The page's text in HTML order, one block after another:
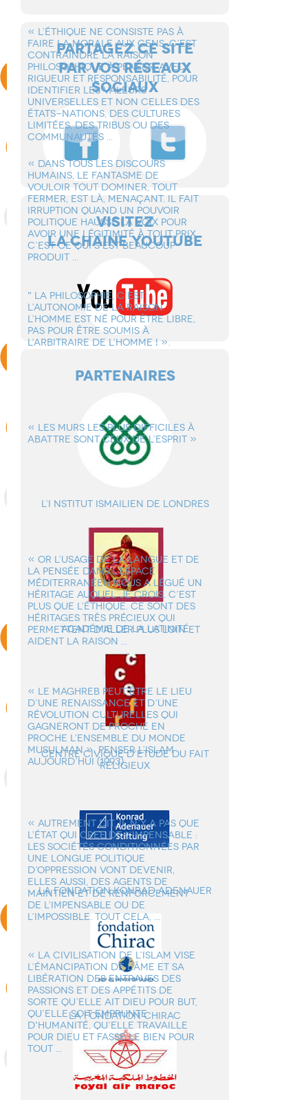
« L’éTHIQUE NE CONSISTE PAS à
FAIRE LA MORALE AUX GENS. C’EST
CONTRAINDRE LA RAISON
PHILOSOPHIQUE à PENSER, AVEC
RIGUEUR ET RESPONSABILITé, POUR
IDENTIFIER LES VALEURS
UNIVERSELLES ET NON CELLES DES
éTATS-NATIONS, DES CULTURES
LIMITéES, DES TRIBUS OU DES
COMMUNAUTéS ...
« DANS TOUS LES DISCOURS
HUMAINS, LE FANTASME DE
VOULOIR TOUT DOMINER, TOUT
FERMER, EST Là, MENAçANT. IL FAIT
IRRUPTION QUAND UN POUVOIR
POLITIQUE HAUSSE LA VOIX POUR
AVOIR UNE LéGITIMITé à TOUT PRIX.
C’EST CE QUI S’EST BEAUCOUP
PRODUIT ...
" LA PHILOSOPHIE, C’EST
L’AUTONOMIE DE LA RAISON.
L’HOMME EST Né POUR êTRE LIBRE,
PAS POUR êTRE SOUMIS à
L’ARBITRAIRE DE L’HOMME ! ».
« LES MURS LES PLUS DIFFICILES à
ABATTRE SONT CEUX DE L’ESPRIT »
« OR L’USAGE DE LA LANGUE ET DE
LA PENSÉE DANS L’ESPACE
MÉDITERRANÉEN NOUS A LÉGUÉ UN
HÉRITAGE AUQUEL JE CROIS. C’EST
PLUS QUE L’ÉTHIQUE. CE SONT DES
HÉRITAGES TRÈS PRÉCIEUX QUI
PERMETTENT D’ALLER PLUS LOIN ET
AIDENT LA RAISON ...
« LE MAGHREB PEUT ÊTRE LE LIEU
D’UNE RENAISSANCE ET D’UNE
RÉVOLUTION CULTURELLES QUI
GAGNERONT DE PROCHE EN
PROCHE L’ENSEMBLE DU MONDE
MUSULMAN ». PENSER L’ISLAM
AUJOURD’HUI (1993).
« AUTREMENT DIT, IL N’Y A PAS QUE
L’ÉTAT QUI CREE DE L’IMPENSABLE :
LES SOCIÉTÉS CONDITIONNÉES PAR
UNE LONGUE POLITIQUE
D’OPPRESSION VONT DEVENIR,
ELLES AUSSI, DES AGENTS DE
MAINTIEN ET DE RENFORCEMENT
DE L’IMPENSABLE OU DE
L’IMPOSSIBLE. TOUT CELA, ...
« LA CIVILISATION DE L’ISLAM VISE
L’ÉMANCIPATION DE L'ÂME ET SA
LIBÉRATION DES ENTRAVES DES
PASSIONS ET DES APPÉTITS DE
SORTE QU’ELLE AIT DIEU POUR BUT,
QU’ELLE SOIT EMPRUNTE
D'HUMANITÉ, QU’ELLE TRAVAILLE
POUR DIEU ET FASSE LE BIEN POUR
TOUT ...
PARTAGEZ CE SITE
PAR VOS RÉSEAUX
SOCIAUX
VISITEZ
LA CHAINE YOUTUBE
PARTENAIRES
L’i nstitut ismailien de Londres
Académie de la Latinité
Centre Civique d’Etude du Fait
Religieux
la Fondation Konrad Adenauer
La Fondation Chirac